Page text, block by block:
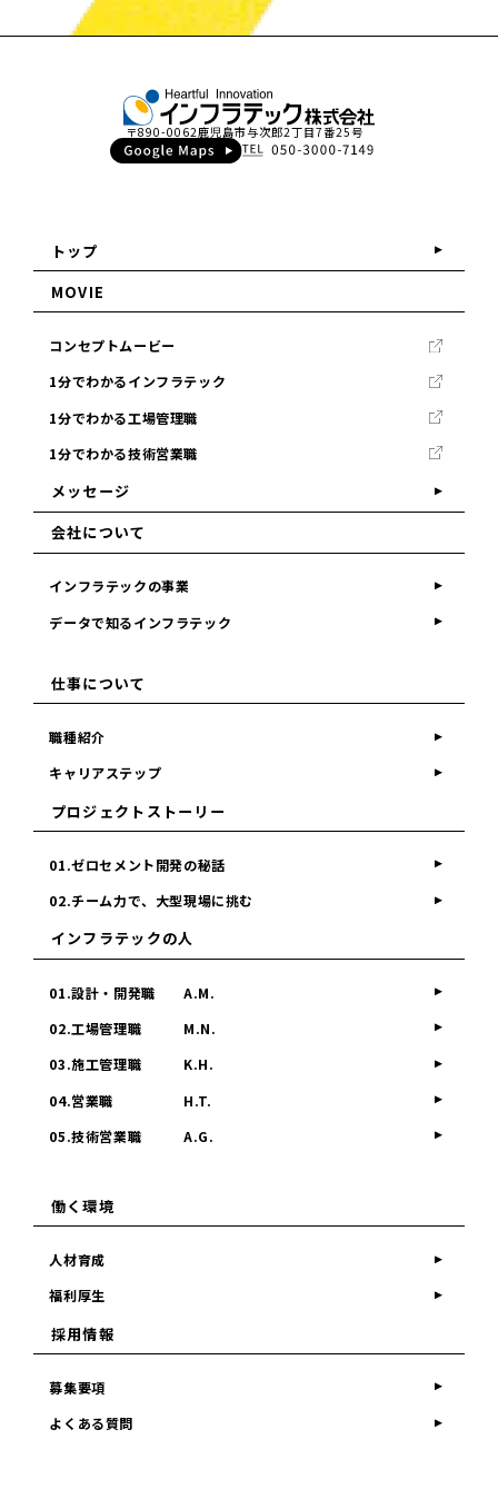
〒890-0062鹿児島市与次郎2丁目7番25号
トップ
MOVIE
コンセプトムービー
1分でわかるインフラテック
1分でわかる工場管理職
1分でわかる技術営業職
メッセージ
会社について
インフラテックの事業
データで知るインフラテック
仕事について
職種紹介
キャリアステップ
プロジェクトストーリー
01.ゼロセメント開発の秘話
02.チーム力で、大型現場に挑む
インフラテックの人
01.設計・開発職
A.M.
02.工場管理職
M.N.
03.施工管理職
K.H.
04.営業職
H.T.
05.技術営業職
A.G.
働く環境
人材育成
福利厚生
採用情報
募集要項
よくある質問